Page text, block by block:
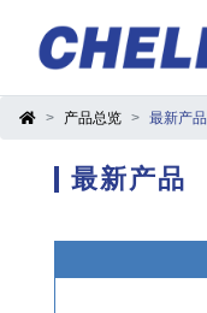
产品总览 最新产品
最新产品